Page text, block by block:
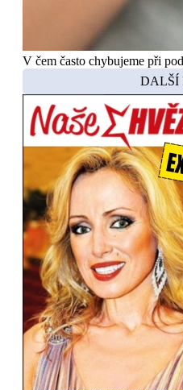
V čem často chybujeme při
DALŠÍ